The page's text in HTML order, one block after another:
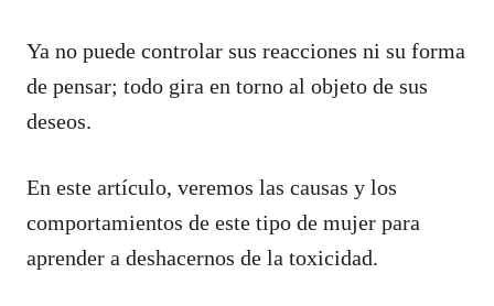
Ya no puede controlar sus reacciones ni su forma
de pensar; todo gira en torno al objeto de sus
deseos.
En este artículo, veremos las causas y los
comportamientos de este tipo de mujer para
aprender a deshacernos de la toxicidad.